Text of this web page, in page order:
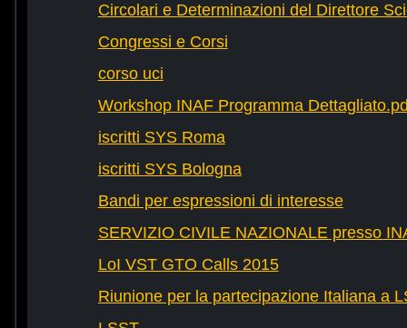
Circolari e Determinazioni del Direttore
Congressi e Corsi
corso uci
Workshop INAF Programma
iscritti SYS Roma
iscritti SYS Bologna
Bandi per espressioni di interesse
SERVIZIO CIVILE NAZIONALE presso
LoI VST GTO Calls 2015
Riunione per la partecipazione Italiana a